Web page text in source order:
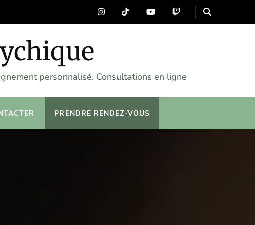
personnalisé. Consultations en ligne
PRENDRE RENDEZ-VOUS